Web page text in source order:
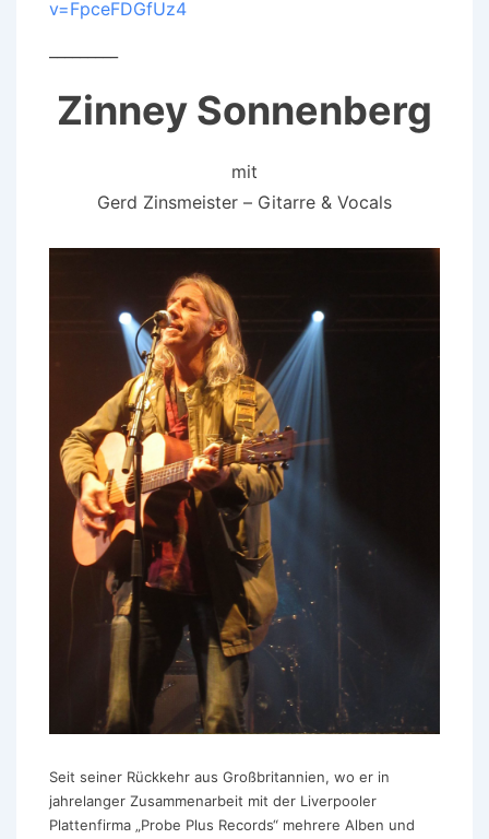
v=FpceFDGfUz4
Zinney Sonnenberg
mit
Gerd Zinsmeister – Gitarre & Vocals
Seit seiner Rückkehr aus Großbritannien, wo er in
jahrelanger Zusammenarbeit mit der Liverpooler
Plattenfirma „Probe Plus Records“ mehrere Alben und